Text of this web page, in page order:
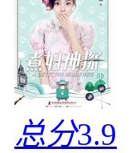
总分3.9